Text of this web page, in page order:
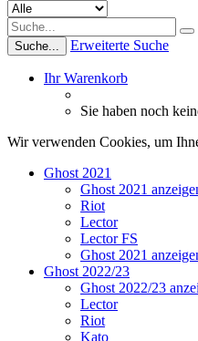
Suche... Erweiterte Suche
Ihr Warenkorb
Sie haben noch
Wir verwenden Cookies, um
Ghost 2021
Ghost 2021
Riot
Lector
Lector FS
Ghost 2021
Ghost 2022/23
Ghost 2022/23
Lector
Riot
Kato